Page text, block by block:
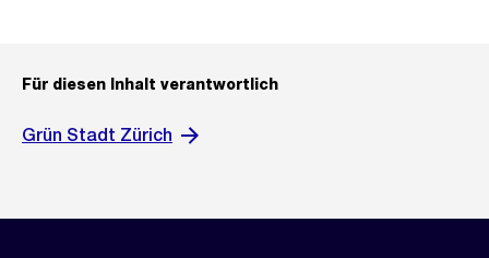
Für diesen Inhalt verantwortlich
Grün Stadt Zürich